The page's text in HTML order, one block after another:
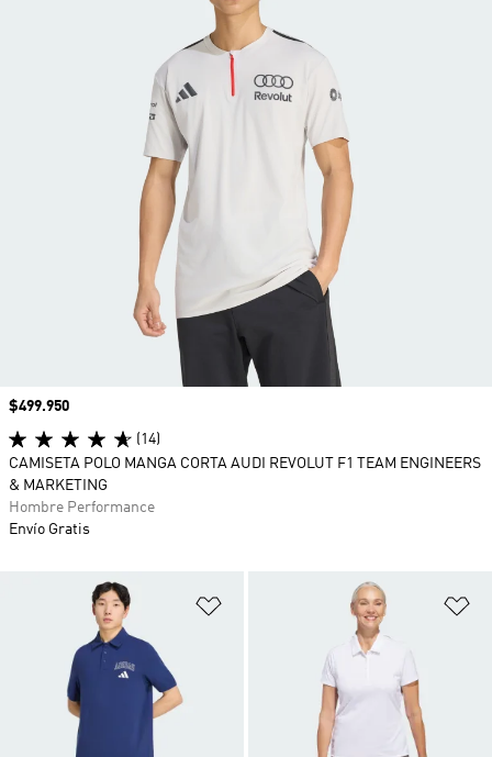
Añadir a la lista de deseos
Precio
$499.950
(14)
CAMISETA POLO MANGA CORTA AUDI REVOLUT F1 TEAM ENGINEERS
& MARKETING
Hombre Performance
Envío Gratis